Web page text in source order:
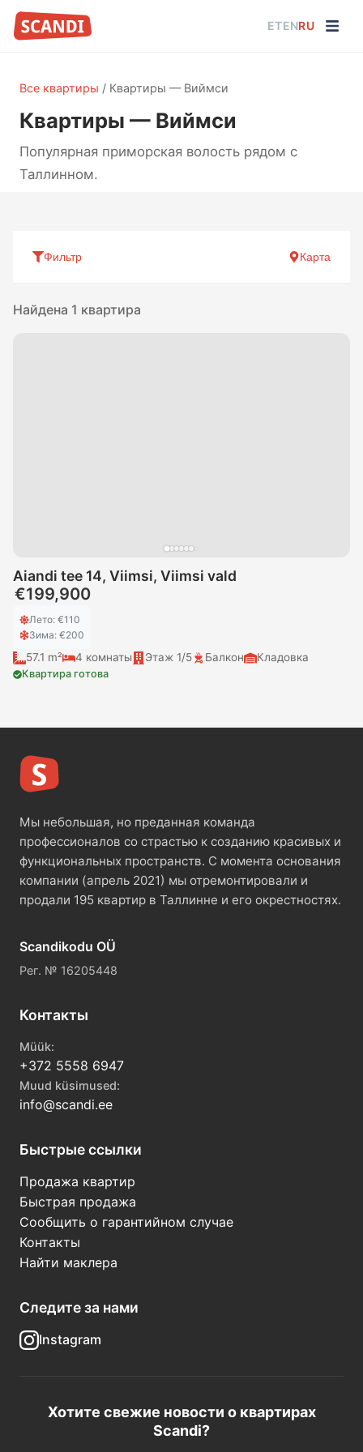
ETENRU
Все квартиры / Квартиры — Виймси
Квартиры — Виймси
Популярная приморская волость рядом с
Таллинном.
Фильтр Карта
Найдена 1 квартира
Aiandi tee 14, Viimsi, Viimsi vald
€199,900
Лето: €110
Зима: €200
57.1 m² 4 комнаты Этаж 1/5 Балкон Кладовка
Квартира готова
Мы небольшая, но преданная команда
профессионалов со страстью к созданию красивых и
функциональных пространств. С момента основания
компании (апрель 2021) мы отремонтировали и
продали 195 квартир в Таллинне и его окрестностях.
Scandikodu OÜ
Рег. № 16205448
Контакты
Müük:
+372 5558 6947
Muud küsimused:
info@scandi.ee
Быстрые ссылки
Продажа квартир
Быстрая продажа
Сообщить о гарантийном случае
Контакты
Найти маклера
Следите за нами
Instagram
Хотите свежие новости о квартирах
Scandi?